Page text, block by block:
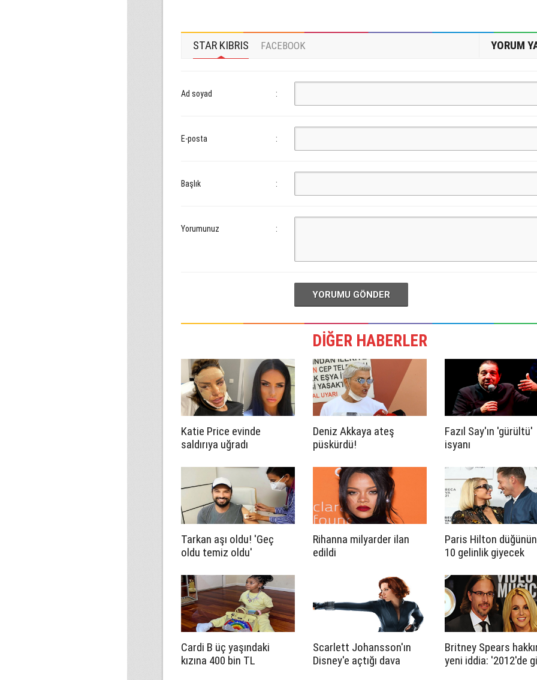
STAR KIBRIS FACEBOOK YORUM
Ad soyad :
E-posta :
Başlık :
Yorumunuz :
YORUMU GÖNDER
DİĞER HABERLER
Katie Price evinde
saldırıya uğradı
Deniz Akkaya ateş
püskürdü!
Fazıl Say'ın 'gürültü'
isyanı
Tarkan aşı oldu! 'Geç
oldu temiz oldu'
Rihanna milyarder ilan
edildi
Paris Hilton
10 gelinlik giyecek
Cardi B üç yaşındaki
kızına 400 bin TL
Scarlett Johansson'ın
Disney'e açtığı dava
Britney Spears
yeni iddia: '2012'de